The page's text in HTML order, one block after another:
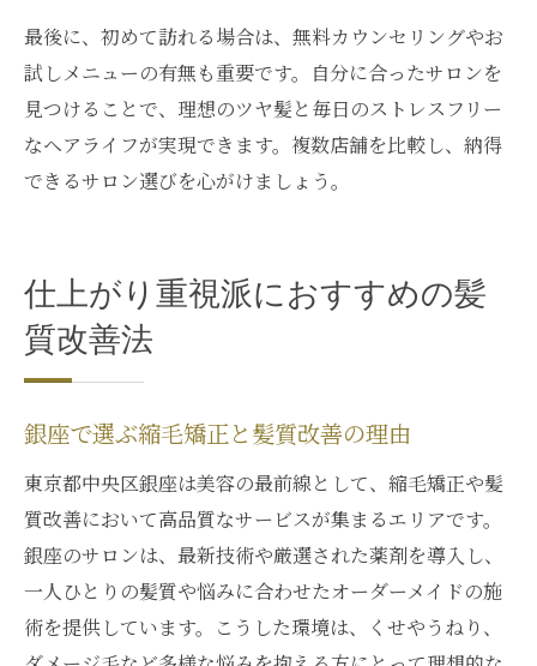
最後に、初めて訪れる場合は、無料カウンセリングやお
試しメニューの有無も重要です。自分に合ったサロンを
見つけることで、理想のツヤ髪と毎日のストレスフリー
なヘアライフが実現できます。複数店舗を比較し、納得
できるサロン選びを心がけましょう。
仕上がり重視派におすすめの髪
質改善法
銀座で選ぶ縮毛矯正と髪質改善の理由
東京都中央区銀座は美容の最前線として、縮毛矯正や髪
質改善において高品質なサービスが集まるエリアです。
銀座のサロンは、最新技術や厳選された薬剤を導入し、
一人ひとりの髪質や悩みに合わせたオーダーメイドの施
術を提供しています。こうした環境は、くせやうねり、